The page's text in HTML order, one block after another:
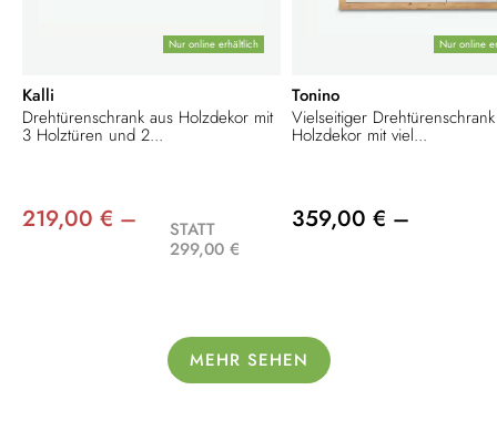
Nur online erhältlich
Kalli
Drehtürenschrank aus Holzdekor mit
3 Holztüren und 2...
219,00 € –
STATT
299,00 €
Nur online
Tonino
Vielseitiger
Holzdekor mit viel...
359,00 € –
MEHR SEHEN